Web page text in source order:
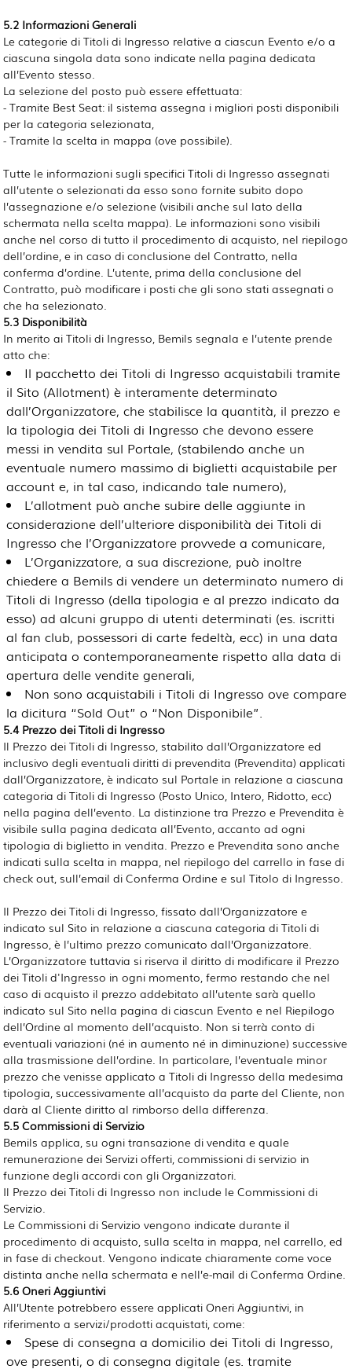
5.2 Informazioni Generali
Le categorie di Titoli di Ingresso relative a ciascun Evento e/o a
ciascuna singola data sono indicate nella pagina dedicata
all’Evento stesso.
La selezione del posto può essere effettuata:
- Tramite Best Seat: il sistema assegna i migliori posti disponibili
per la categoria selezionata,
- Tramite la scelta in mappa (ove possibile).
Tutte le informazioni sugli specifici Titoli di Ingresso assegnati
all’utente o selezionati da esso sono fornite subito dopo
l’assegnazione e/o selezione (visibili anche sul lato della
schermata nella scelta mappa). Le informazioni sono visibili
anche nel corso di tutto il procedimento di acquisto, nel riepilogo
dell’ordine, e in caso di conclusione del Contratto, nella
conferma d’ordine. L’utente, prima della conclusione del
Contratto, può modificare i posti che gli sono stati assegnati o
che ha selezionato.
5.3 Disponibilità
In merito ai Titoli di Ingresso, Bemils segnala e l’utente prende
atto che:
Il pacchetto dei Titoli di Ingresso acquistabili tramite
il Sito (Allotment) è interamente determinato
dall’Organizzatore, che stabilisce la quantità, il prezzo e
la tipologia dei Titoli di Ingresso che devono essere
messi in vendita sul Portale, (stabilendo anche un
eventuale numero massimo di biglietti acquistabile per
account e, in tal caso, indicando tale numero),
L’allotment può anche subire delle aggiunte in
considerazione dell’ulteriore disponibilità dei Titoli di
Ingresso che l’Organizzatore provvede a comunicare,
L’Organizzatore, a sua discrezione, può inoltre
chiedere a Bemils di vendere un determinato numero di
Titoli di Ingresso (della tipologia e al prezzo indicato da
esso) ad alcuni gruppo di utenti determinati (es. iscritti
al fan club, possessori di carte fedeltà, ecc) in una data
anticipata o contemporaneamente rispetto alla data di
apertura delle vendite generali,
Non sono acquistabili i Titoli di Ingresso ove compare
la dicitura “Sold Out” o “Non Disponibile”.
5.4 Prezzo dei Titoli di Ingresso
Il Prezzo dei Titoli di Ingresso, stabilito dall’Organizzatore ed
inclusivo degli eventuali diritti di prevendita (Prevendita) applicati
dall’Organizzatore, è indicato sul Portale in relazione a ciascuna
categoria di Titoli di Ingresso (Posto Unico, Intero, Ridotto, ecc)
nella pagina dell’evento. La distinzione tra Prezzo e Prevendita è
visibile sulla pagina dedicata all’Evento, accanto ad ogni
tipologia di biglietto in vendita. Prezzo e Prevendita sono anche
indicati sulla scelta in mappa, nel riepilogo del carrello in fase di
check out, sull’email di Conferma Ordine e sul Titolo di Ingresso.
Il Prezzo dei Titoli di Ingresso, fissato dall’Organizzatore e
indicato sul Sito in relazione a ciascuna categoria di Titoli di
Ingresso, è l’ultimo prezzo comunicato dall’Organizzatore.
L’Organizzatore tuttavia si riserva il diritto di modificare il Prezzo
dei Titoli d'Ingresso in ogni momento, fermo restando che nel
caso di acquisto il prezzo addebitato all’utente sarà quello
indicato sul Sito nella pagina di ciascun Evento e nel Riepilogo
dell’Ordine al momento dell’acquisto. Non si terrà conto di
eventuali variazioni (né in aumento né in diminuzione) successive
alla trasmissione dell’ordine. In particolare, l’eventuale minor
prezzo che venisse applicato a Titoli di Ingresso della medesima
tipologia, successivamente all’acquisto da parte del Cliente, non
darà al Cliente diritto al rimborso della differenza.
5.5 Commissioni di Servizio
Bemils applica, su ogni transazione di vendita e quale
remunerazione dei Servizi offerti, commissioni di servizio in
funzione degli accordi con gli Organizzatori.
Il Prezzo dei Titoli di Ingresso non include le Commissioni di
Servizio.
Le Commissioni di Servizio vengono indicate durante il
procedimento di acquisto, sulla scelta in mappa, nel carrello, ed
in fase di checkout. Vengono indicate chiaramente come voce
distinta anche nella schermata e nell’e-mail di Conferma Ordine.
5.6 Oneri Aggiuntivi
All’Utente potrebbero essere applicati Oneri Aggiuntivi, in
riferimento a servizi/prodotti acquistati, come:
Spese di consegna a domicilio dei Titoli di Ingresso,
ove presenti, o di consegna digitale (es. tramite